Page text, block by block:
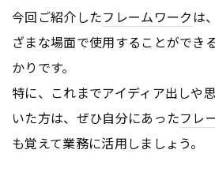
今回ご紹介したフレームワークは
ざまな場面で使用することができ
かりです。
特に、これまでアイディア出しや
いた方は、ぜひ自分にあったフレ
も覚えて業務に活用しましょう。